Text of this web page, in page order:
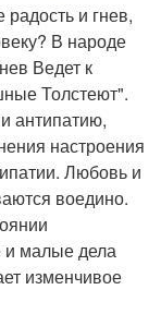
и гнев,
В народе
Ведет к
Толстеют".
антипатию,
настроения
Любовь и
воедино.
и малые дела
изменчивое